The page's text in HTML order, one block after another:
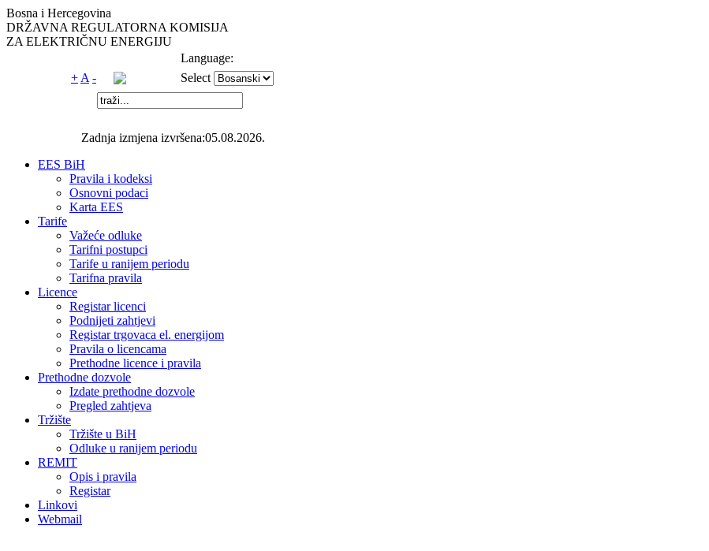
Bosna i Hercegovina
DRŽAVNA REGULATORNA KOMISIJA
ZA ELEKTRIČNU ENERGIJU
Language:
+ A - Select
Zadnja izmjena izvršena:05.08.2026.
EES BiH
Pravila i kodeksi
Osnovni podaci
Karta EES
Tarife
Važeće odluke
Tarifni postupci
Tarife u ranijem periodu
Tarifna pravila
Licence
Registar licenci
Podnijeti zahtjevi
Registar trgovaca el. energijom
Pravila o licencama
Prethodne licence i pravila
Prethodne dozvole
Izdate prethodne dozvole
Pregled zahtjeva
Tržište
Tržište u BiH
Odluke u ranijem periodu
REMIT
Opis i pravila
Registar
Linkovi
Webmail